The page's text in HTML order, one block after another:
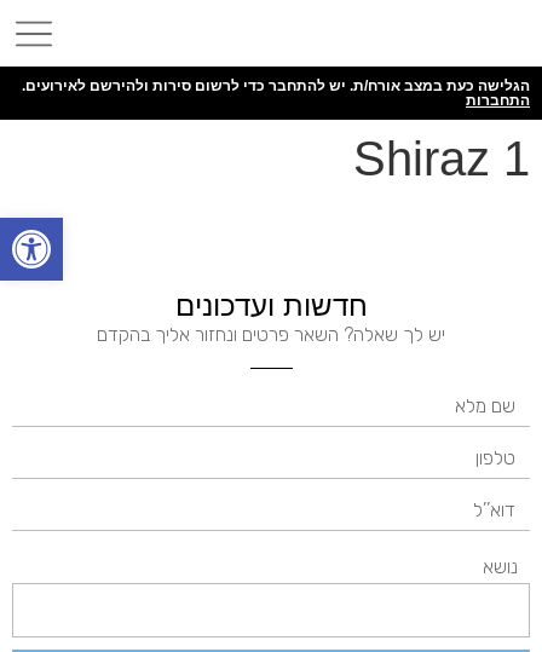
הגלישה כעת במצב אורח/ת. יש להתחבר כדי לרשום סירות ולהירשם לאירועים.
התחברות
Shiraz 1
חדשות ועדכונים
יש לך שאלה? השאר פרטים ונחזור אליך בהקדם
נושא